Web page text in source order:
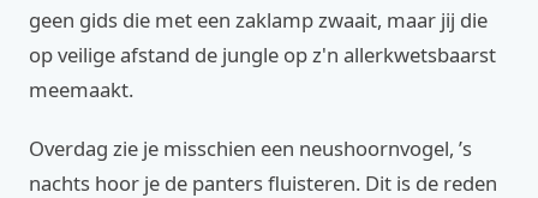
geen gids die met een zaklamp zwaait, maar jij die
op veilige afstand de jungle op z'n allerkwetsbaarst
meemaakt.
Overdag zie je misschien een neushoornvogel, ’s
nachts hoor je de panters fluisteren. Dit is de reden